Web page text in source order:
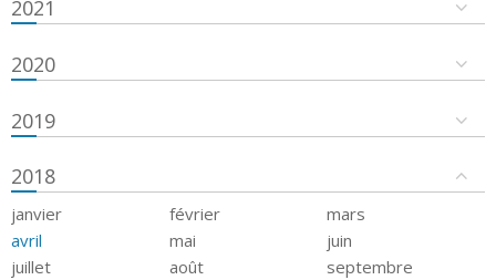
2021
2020
2019
2018
janvier février
mars
avril
mai
juin
juillet
août
septembre